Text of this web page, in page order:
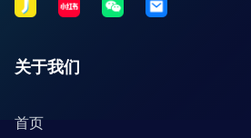
关于我们
首页